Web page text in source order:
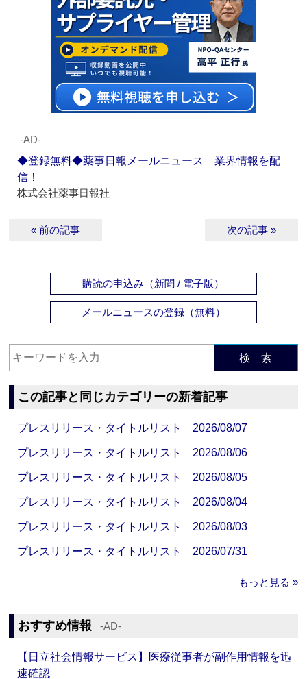
‐AD‐
◆登録無料◆薬事日報メールニュース 業界情報を配
信！
株式会社薬事日報社
« 前の記事 次の記事 »
購読の申込み（新聞 / 電子版）
メールニュースの登録（無料）
検 索
この記事と同じカテゴリーの新着記事
プレスリリース・タイトルリスト 2026/08/07
プレスリリース・タイトルリスト 2026/08/06
プレスリリース・タイトルリスト 2026/08/05
プレスリリース・タイトルリスト 2026/08/04
プレスリリース・タイトルリスト 2026/08/03
プレスリリース・タイトルリスト 2026/07/31
もっと見る »
おすすめ情報 ‐AD‐
【日立社会情報サービス】医療従事者が副作用情報を迅
速確認